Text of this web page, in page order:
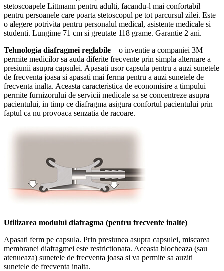
stetoscoapele Littmann pentru adulti, facandu-l mai confortabil
pentru persoanele care poarta stetoscopul pe tot parcursul zilei. Este
o alegere potrivita pentru personalul medical, asistente medicale si
studenti. Lungime 71 cm si greutate 118 grame. Garantie 2 ani.
Tehnologia diafragmei reglabile – o inventie a companiei 3M –
permite medicilor sa auda diferite frecvente prin simpla alternare a
presiunii asupra capsulei. Apasati usor capsula pentru a auzi sunetele
de frecventa joasa si apasati mai ferma pentru a auzi sunetele de
frecventa inalta. Aceasta caracteristica de economisire a timpului
permite furnizorului de servicii medicale sa se concentreze asupra
pacientului, in timp ce diafragma asigura confortul pacientului prin
faptul ca nu provoaca senzatia de racoare.
Utilizarea modului diafragma (pentru frecvente inalte)
Apasati ferm pe capsula. Prin presiunea asupra capsulei, miscarea
membranei diafragmei este restrictionata. Aceasta blocheaza (sau
atenueaza) sunetele de frecventa joasa si va permite sa auziti
sunetele de frecventa inalta.